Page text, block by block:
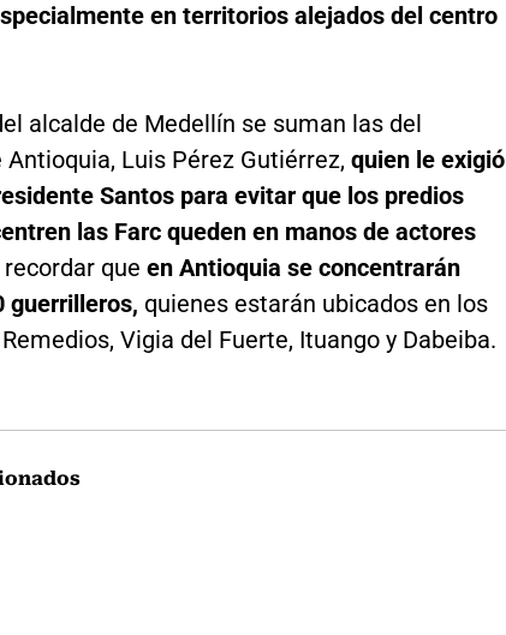
en territorios alejados del centro
alcalde de Medellín se suman las del
Antioquia, Luis Pérez Gutiérrez, quien le exigió
Santos para evitar que los predios
las Farc queden en manos de actores
recordar que en Antioquia se concentrarán
guerrilleros, quienes estarán ubicados en los
Vigia del Fuerte, Ituango y Dabeiba.